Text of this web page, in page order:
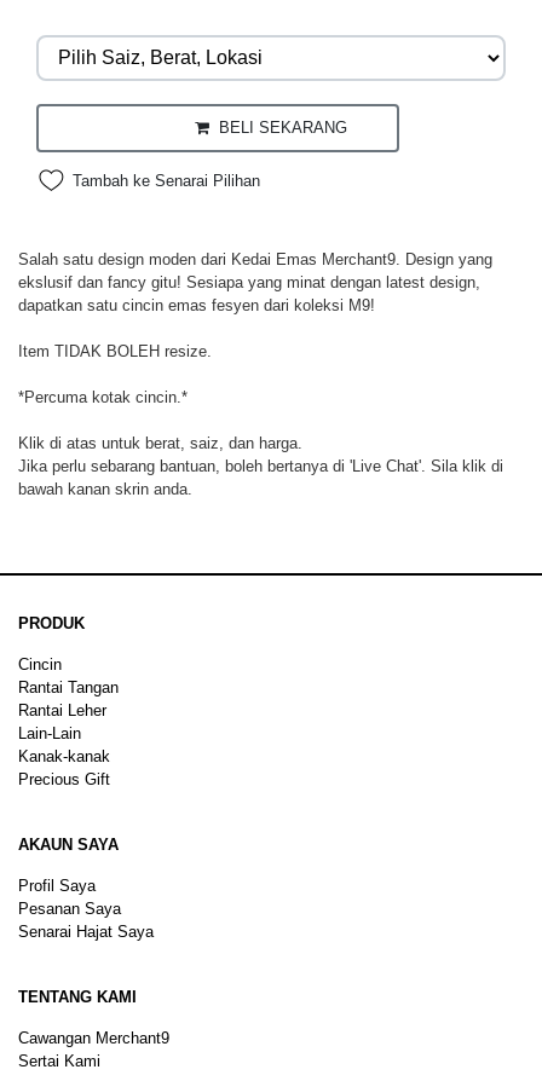
BELI SEKARANG
Tambah ke Senarai Pilihan
Salah satu design moden dari Kedai Emas Merchant9. Design yang
ekslusif dan fancy gitu! Sesiapa yang minat dengan latest design,
dapatkan satu cincin emas fesyen dari koleksi M9!
Item TIDAK BOLEH resize.
*Percuma kotak cincin.*
Klik di atas untuk berat, saiz, dan harga.
Jika perlu sebarang bantuan, boleh bertanya di 'Live Chat'. Sila klik di
bawah kanan skrin anda.
PRODUK
Cincin
Rantai Tangan
Rantai Leher
Lain-Lain
Kanak-kanak
Precious Gift
AKAUN SAYA
Profil Saya
Pesanan Saya
Senarai Hajat Saya
TENTANG KAMI
Cawangan Merchant9
Sertai Kami